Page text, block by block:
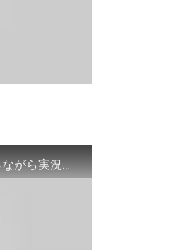
【スーパーマリオ３Ｄワールド＋フューリーワールド#1】楽しみながら実況プレイ！WORLD１